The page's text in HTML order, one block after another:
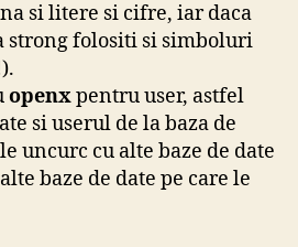
si litere si cifre, iar daca
strong folositi si simboluri
openxpentru user, astfel
si userul de la baza de
uncurc cu alte baze de date
baze de date pe care le